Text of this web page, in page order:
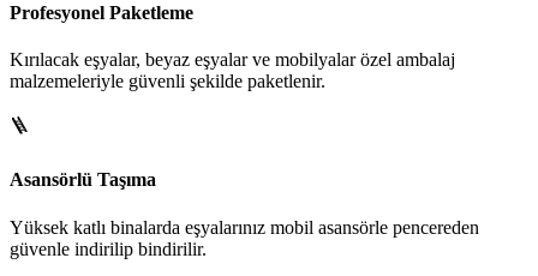
Profesyonel Paketleme
Kırılacak eşyalar, beyaz eşyalar ve mobilyalar özel ambalaj
malzemeleriyle güvenli şekilde paketlenir.
🪜
Asansörlü Taşıma
Yüksek katlı binalarda eşyalarınız mobil asansörle pencereden
güvenle indirilip bindirilir.